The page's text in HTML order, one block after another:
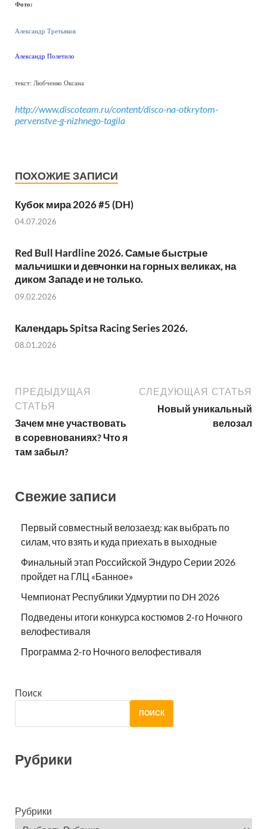
Фото:
Александр Третьяков
Александр Полетило
текст: Любченко Оксана
http://www.discoteam.ru/content/disco-na-otkrytom-
pervenstve-g-nizhnego-tagila
ПОХОЖИЕ ЗАПИСИ
Кубок мира 2026 #5 (DH)
04.07.2026
Red Bull Hardline 2026. Самые быстрые
мальчишки и девчонки на горных великах, на
диком Западе и не только.
09.02.2026
Календарь Spitsa Racing Series 2026.
08.01.2026
ПРЕДЫДУЩАЯ
СТАТЬЯ
Зачем мне участвовать
в соревнованиях? Что я
там забыл?
СЛЕДУЮЩАЯ СТАТЬЯ
Новый уникальный
велозал
Свежие записи
Первый совместный велозаезд: как выбрать по
силам, что взять и куда приехать в выходные
Финальный этап Российской Эндуро Серии 2026
пройдет на ГЛЦ «Банное»
Чемпионат Республики Удмуртии по DH 2026
Подведены итоги конкурса костюмов 2-го Ночного
велофестиваля
Программа 2-го Ночного велофестиваля
Поиск
ПОИСК
Рубрики
Рубрики